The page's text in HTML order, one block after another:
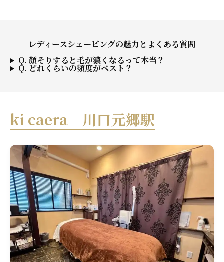
レディースシェービングの魅力とよくある質問
Q. 顔そりすると毛が濃くなるって本当？
Q. どれくらいの頻度がベスト？
ki caera 川口元郷駅